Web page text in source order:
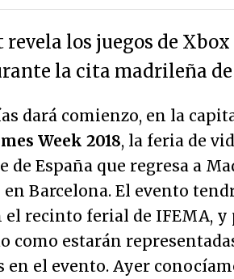
los juegos de Xbox
la cita madrileña de
dará comienzo, en la
Week 2018, la feria de
de España que regresa a
en Barcelona. El evento
el recinto ferial de IFEMA, y
como estarán
en el evento. Ayer